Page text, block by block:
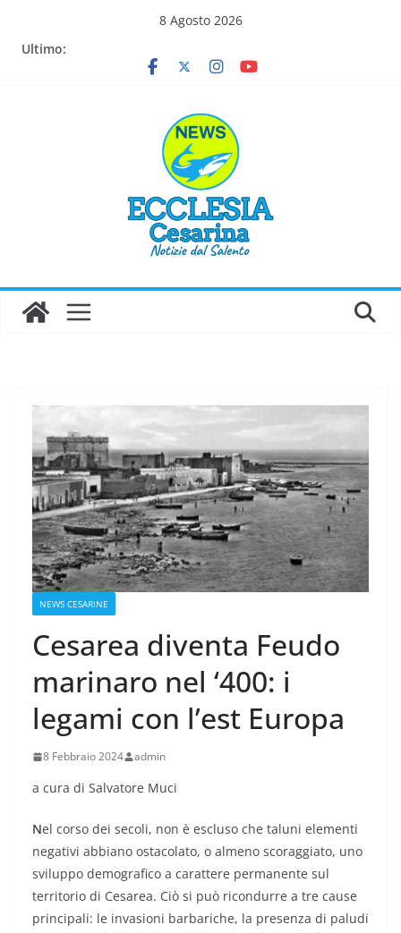
8 Agosto 2026
Ultimo:
NEWS CESARINE
Cesarea diventa Feudo
marinaro nel ‘400: i
legami con l’est Europa
8 Febbraio 2024 admin
a cura di Salvatore Muci
Nel corso dei secoli, non è escluso che taluni elementi
negativi abbiano ostacolato, o almeno scoraggiato, uno
sviluppo demografico a carattere permanente sul
territorio di Cesarea. Ciò si può ricondurre a tre cause
principali: le invasioni barbariche, la presenza di paludi